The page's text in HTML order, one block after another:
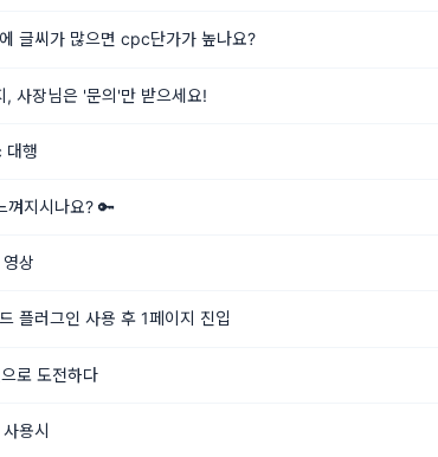
글씨가 많으면 cpc단가가 높나요?
사장님은 '문의'만 받으세요!
대행
껴지시나요? 🔑
상
플러그인 사용 후 1페이지 진입
로 도전하다
용시